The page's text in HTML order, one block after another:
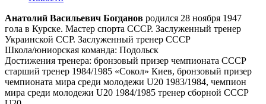
Анатолий Васильевич Богданов родился 28 ноября 1947
гола в Курске. Мастер спорта СССР. Заслуженный тренер
Украинской ССР. Заслуженный тренер СССР
Школа/юниорская команда: Подольск
Достижения тренера: бронзовый призер чемпионата СССР
старший тренер 1984/1985 «Сокол» Киев, бронзовый призер
чемпионата мира среди молодежи U20 1983/1984, чемпион
мира среди молодежи U20 1984/1985 тренер сборной СССР